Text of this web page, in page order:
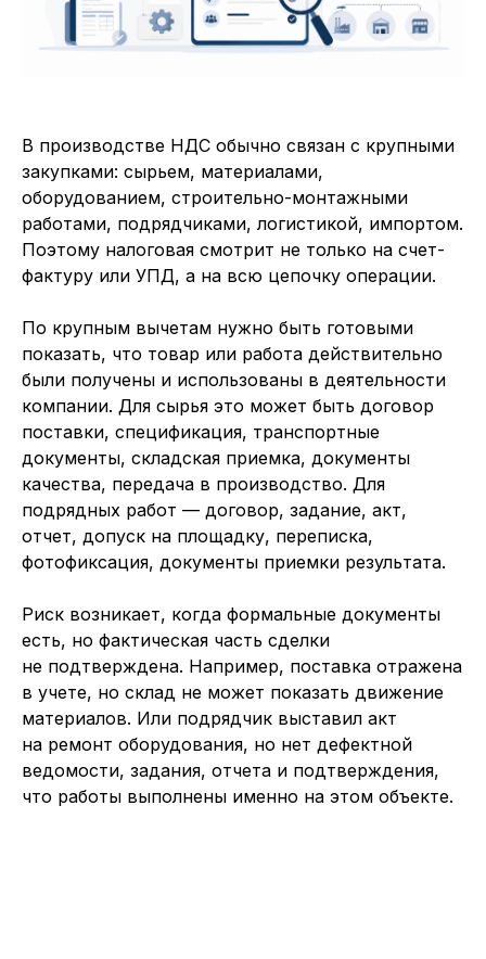
В производстве НДС обычно связан с крупными
закупками: сырьем, материалами,
оборудованием, строительно-монтажными
работами, подрядчиками, логистикой, импортом.
Поэтому налоговая смотрит не только на счет-
фактуру или УПД, а на всю цепочку операции.
По крупным вычетам нужно быть готовыми
показать, что товар или работа действительно
были получены и использованы в деятельности
компании. Для сырья это может быть договор
поставки, спецификация, транспортные
документы, складская приемка, документы
качества, передача в производство. Для
подрядных работ — договор, задание, акт,
отчет, допуск на площадку, переписка,
фотофиксация, документы приемки результата.
Риск возникает, когда формальные документы
есть, но фактическая часть сделки
не подтверждена. Например, поставка отражена
в учете, но склад не может показать движение
материалов. Или подрядчик выставил акт
на ремонт оборудования, но нет дефектной
ведомости, задания, отчета и подтверждения,
что работы выполнены именно на этом объекте.